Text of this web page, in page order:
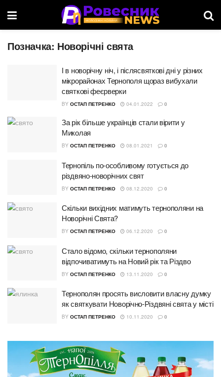
Позначка: Новорічні свята
І в новорічну ніч, і післясвяткові дні у різних
мікрорайонах Тернополя щораз вибухали
святкові феєрверки
BY ОСТАП ПЕТРЕНКО 04.01.2022 0
За рік більше українців стали вірити у
Миколая
BY ОСТАП ПЕТРЕНКО 08.01.2021 0
Тернопіль по-особливому готується до
різдвяно-новорічних свят
BY ОСТАП ПЕТРЕНКО 08.12.2020 0
Скільки вихідних матимуть тернополяни на
Новорічні Свята?
BY ОСТАП ПЕТРЕНКО 06.12.2020 0
Стало відомо, скільки тернополяни
відпочиватимуть на Новий рік та Різдво
BY ОСТАП ПЕТРЕНКО 13.11.2020 0
Тернополян просять висловити власну думку
як святкувати Новорічно-Різдвяні свята у місті
BY ОСТАП ПЕТРЕНКО 10.11.2020 0